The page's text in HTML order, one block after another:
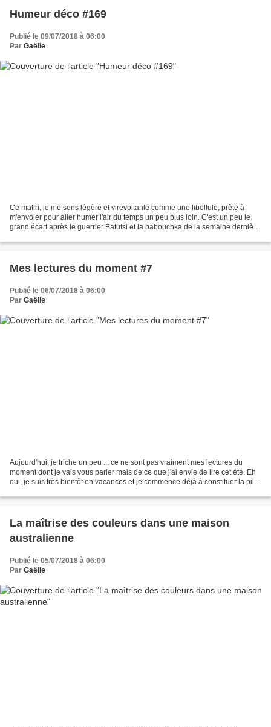
Humeur déco #169
Publié le 09/07/2018 à 06:00
Par Gaëlle
Ce matin, je me sens légère et virevoltante comme une libellule, prête à
m'envoler pour aller humer l'air du temps un peu plus loin. C'est un peu le
grand écart après le guerrier Batutsi et la babouchka de la semaine dernière
Mes lectures du moment #7
Publié le 06/07/2018 à 06:00
Par Gaëlle
Aujourd'hui, je triche un peu ... ce ne sont pas vraiment mes lectures du
moment dont je vais vous parler mais de ce que j'ai envie de lire cet été. Eh
oui, je suis très bientôt en vacances et je commence déjà à constituer la pile
La maîtrise des couleurs dans une maison
australienne
Publié le 05/07/2018 à 06:00
Par Gaëlle